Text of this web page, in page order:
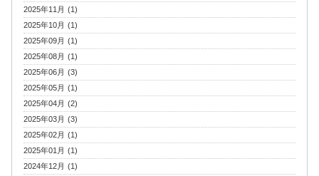
2025年11月 (1)
2025年10月 (1)
2025年09月 (1)
2025年08月 (1)
2025年06月 (3)
2025年05月 (1)
2025年04月 (2)
2025年03月 (3)
2025年02月 (1)
2025年01月 (1)
2024年12月 (1)